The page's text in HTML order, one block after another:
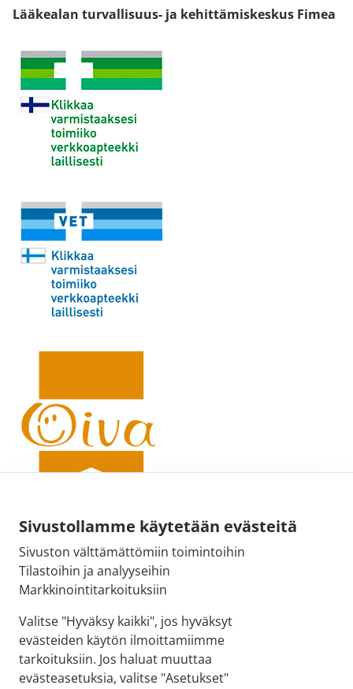
Sivustollamme käytetään evästeitä
Sivuston välttämättömiin toimintoihin
Tilastoihin ja analyyseihin
Markkinointitarkoituksiin
Valitse "Hyväksy kaikki", jos hyväksyt
evästeiden käytön ilmoittamiimme
tarkoituksiin. Jos haluat muuttaa
evästeasetuksia, valitse "Asetukset"
Lääkealan turvallisuus- ja kehittämiskeskus Fimea
Sähköpostiosoite:
kirjaamo@fimea.fi
Fimean vaihde:
029 522 3341